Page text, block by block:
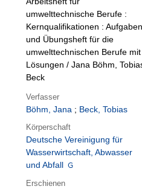
umwelttechnische Berufe :
Kernqualifikationen :
und Übungsheft für die
umwelttechnischen Berufe mit
Lösungen / Jana Böhm,
Beck
Verfasser
Böhm, Jana ; Beck, Tobias
Körperschaft
Deutsche Vereinigung für
Wasserwirtschaft, Abwasser
und Abfall
Erschienen